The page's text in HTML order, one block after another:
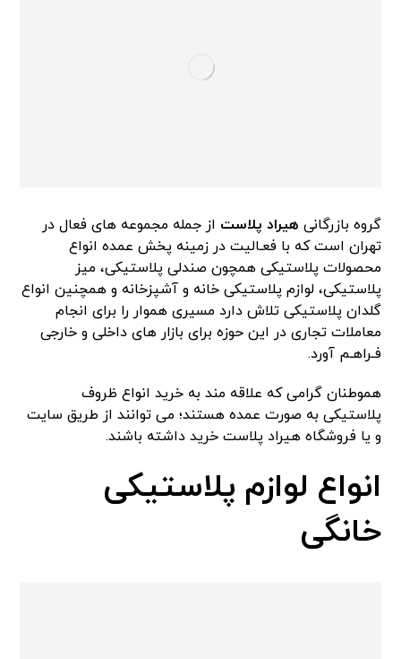
گروه بازرگانی هیراد پلاست از جمله مجموعه های فعال در
تهران است که با فعـالیت در زمینه پخش عمده انواع
محصولات پلاستیکی همچون صندلی پلاستیکی، میز
پلاستیکی، لوازم پلاستیکی خانه و آشپزخانه و همچنین انواع
گلدان پلاستیکی تلاش دارد مسیری هموار را برای انجام
معاملات تجاری در این حوزه برای بازار های داخلی و خارجی
فـراهـم آورد.
هموطنان گرامی که علاقه مند به خرید انواع ظروف
پلاستیکی به صورت عمده هستند؛ می توانند از طریق سایت
و یا فروشگاه هیراد پلاست خرید داشته باشند.
انواع لوازم پلاستیکی
خانگی